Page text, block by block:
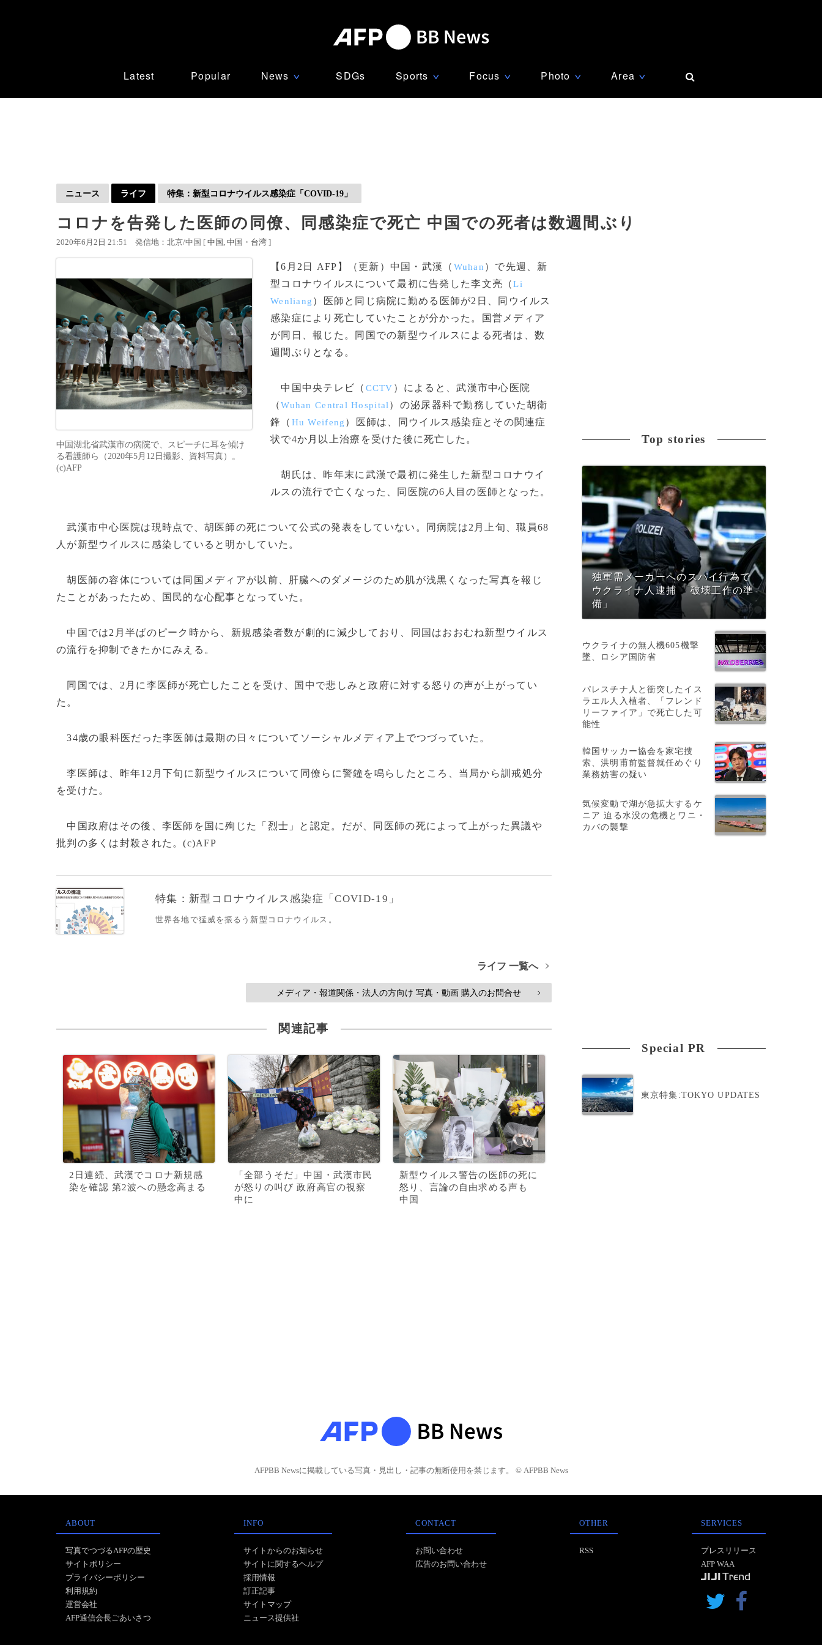
Latest Popular News ∨ SDGs Sports ∨ Focus ∨ Photo ∨ Area ∨
ニュース ライフ 特集：新型コロナウイルス感染症「COVID-19」
コロナを告発した医師の同僚、同感染症で死亡 中国での死者は数週間ぶり
2020年6月2日 21:51 発信地：北京/中国 [ 中国 中国・台湾 ]
中国湖北省武漢市の病院で、スピーチに耳を傾け
る看護師ら（2020年5月12日撮影、資料写真）。
(c)AFP
【6月2日 AFP】（更新）中国・武漢（ Wuhan ）で先週、新
型コロナウイルスについて最初に告発した李文亮（Li
Wenliang ）医師と同じ病院に勤める医師が2日、同ウイルス
感染症により死亡していたことが分かった。国営メディア
が同日、報じた。同国での新型ウイルスによる死者は、数
週間ぶりとなる。
中国中央テレビ（ CCTV ）によると、武漢市中心医院
（Wuhan Central Hospital ）の泌尿器科で勤務していた胡衛
鋒（ Hu Weifeng ）医師は、同ウイルス感染症とその関連症
状で4か月以上治療を受けた後に死亡した。
胡氏は、昨年末に武漢で最初に発生した新型コロナウイ
ルスの流行で亡くなった、同医院の6人目の医師となった。
武漢市中心医院は現時点で、胡医師の死について公式の発表をしていない。同病院は2月上旬、職員68
人が新型ウイルスに感染していると明かしていた。
胡医師の容体については同国メディアが以前、肝臓へのダメージのため肌が浅黒くなった写真を報じ
たことがあったため、国民的な心配事となっていた。
中国では2月半ばのピーク時から、新規感染者数が劇的に減少しており、同国はおおむね新型ウイルス
の流行を抑制できたかにみえる。
同国では、2月に李医師が死亡したことを受け、国中で悲しみと政府に対する怒りの声が上がってい
た。
34歳の眼科医だった李医師は最期の日々についてソーシャルメディア上でつづっていた。
李医師は、昨年12月下旬に新型ウイルスについて同僚らに警鐘を鳴らしたところ、当局から訓戒処分
を受けた。
中国政府はその後、李医師を国に殉じた「烈士」と認定。だが、同医師の死によって上がった異議や
批判の多くは封殺された。(c)AFP
特集：新型コロナウイルス感染症「COVID-19」
世界各地で猛威を振るう新型コロナウイルス。
ライフ 一覧へ >
メディア・報道関係・法人の方向け 写真・動画 購入のお問合せ >
関連記事
2日連続、武漢でコロナ新規感
染を確認 第2波への懸念高まる
「全部うそだ」中国・武漢市民
が怒りの叫び 政府高官の視察
中に
新型ウイルス警告の医師の死に
怒り、言論の自由求める声も
中国
Top stories
独軍需メーカーへのスパイ行為で
ウクライナ人逮捕 「破壊工作の準
備」
ウクライナの無人機605機撃
墜、ロシア国防省
パレスチナ人と衝突したイス
ラエル人入植者、「フレンド
リーファイア」で死亡した可
能性
韓国サッカー協会を家宅捜
索、洪明甫前監督就任めぐり
業務妨害の疑い
気候変動で湖が急拡大するケ
ニア 迫る水没の危機とワニ・
カバの襲撃
Special PR
東京特集:TOKYO UPDATES
AFPBB Newsに掲載している写真・見出し・記事の無断使用を禁じます。 © AFPBB News
ABOUT
写真でつづるAFPの歴史
サイトポリシー
プライバシーポリシー
利用規約
運営会社
AFP通信会長ごあいさつ
INFO
サイトからのお知らせ
サイトに関するヘルプ
採用情報
訂正記事
サイトマップ
ニュース提供社
CONTACT
お問い合わせ
広告のお問い合わせ
OTHER
RSS
SERVICES
プレスリリース
AFP WAA